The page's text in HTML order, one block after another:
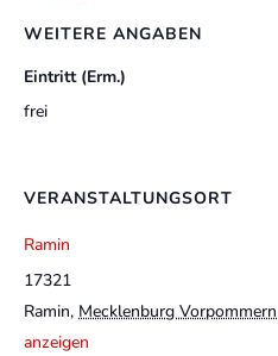
WEITERE ANGABEN
Eintritt (Erm.)
frei
VERANSTALTUNGSORT
Ramin
17321
Ramin, Mecklenburg Vorpommern
anzeigen